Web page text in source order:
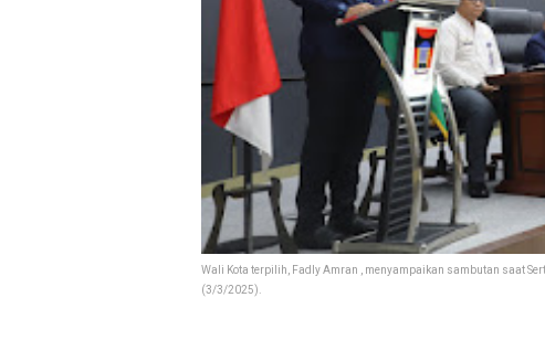
Wali Kota terpilih, Fadly Amran , menyampaikan sambutan saat
(3/3/2025).